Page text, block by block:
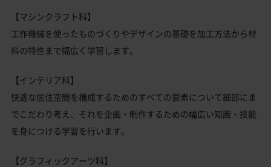
【マシンクラフト科】
工作機械を使ったものづくりやデザインの基礎を加工方法から材
料の特性まで幅広く学習します。
【インテリア科】
快適な居住空間を構成するためのすべての要素について細部にま
でこだわり考え、それを企画・制作するための幅広い知識・技能
を身につける学習を行います。
【グラフィックアーツ科】